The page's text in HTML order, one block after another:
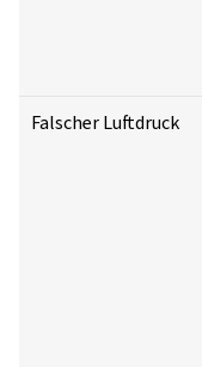
Falscher Luftdruck